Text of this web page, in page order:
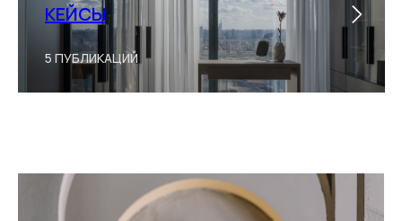
КЕЙСЫ
5 ПУБЛИКАЦИЙ